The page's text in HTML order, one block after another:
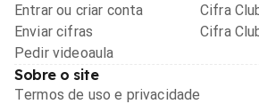
Entrar ou criar conta
Enviar cifras
Pedir videoaula
Cifra
Cifra
Sobre o site
Termos de uso e privacidade